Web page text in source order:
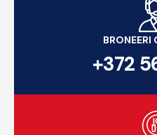
BRONEERI
+372